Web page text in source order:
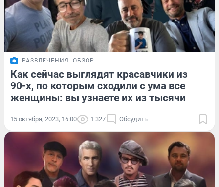
РАЗВЛЕЧЕНИЯ ОБЗОР
Как сейчас выглядят красавчики из
90-х, по которым сходили с ума все
женщины: вы узнаете их из тысячи
15 октября, 2023, 16:00 1 327 Обсудить